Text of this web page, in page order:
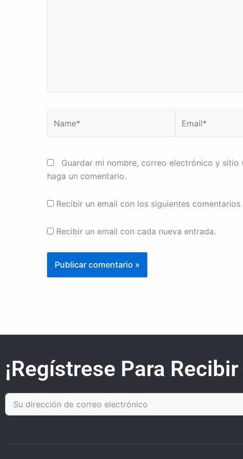
Guardar mi nombre, correo electrónico y
haga un comentario.
Recibir un email con los siguientes
Recibir un email con cada nueva entrada.
¡Regístrese Para